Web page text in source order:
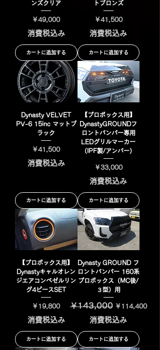
ンズクリア
価格
￥49,000
消費税込み
カートに追加する
トブロンズ
価格
￥41,500
消費税込み
カートに追加する
Dynasty VELVET
PV-6 15inc マットブ
ラック
価格
￥41,500
消費税込み
カートに追加する
【プロボックス用】
DynastyGROUNDフ
ロントバンパー専用
LEDグリルマーカー
（IPF製/アンバー）
価格
￥33,000
消費税込み
カートに追加する
【プロボックス用】
Dynastyキャルオレン
ジエアコンベゼルリン
グ4ピースSET
価格
￥19,800
消費税込み
カートに追加する
Dynasty GROUND フ
ロントバンパー 160系
プロボックス（MC後/
３型）用
通常価格
￥143,000 セール価格
￥114,400
消費税込み
カートに追加する